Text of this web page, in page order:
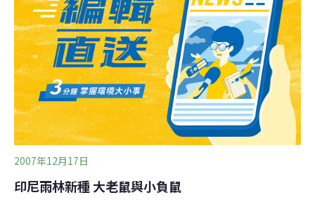
介紹，老鼠可傳播鼠疫、流行性出血熱等疾病。老鼠如果
咬壞線路，還會對飛機安全造成影響。工作人員說，此前
曾有過飛機上發現老鼠的先例，但同一飛機的駕駛艙和客
艙內發現8隻老鼠，還是非常罕見的。
2007年12月17日
印尼雨林新種 大老鼠與小負鼠